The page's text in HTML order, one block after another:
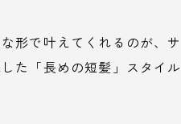
形で叶えてくれるのが、サ
た「長めの短髪」スタイル